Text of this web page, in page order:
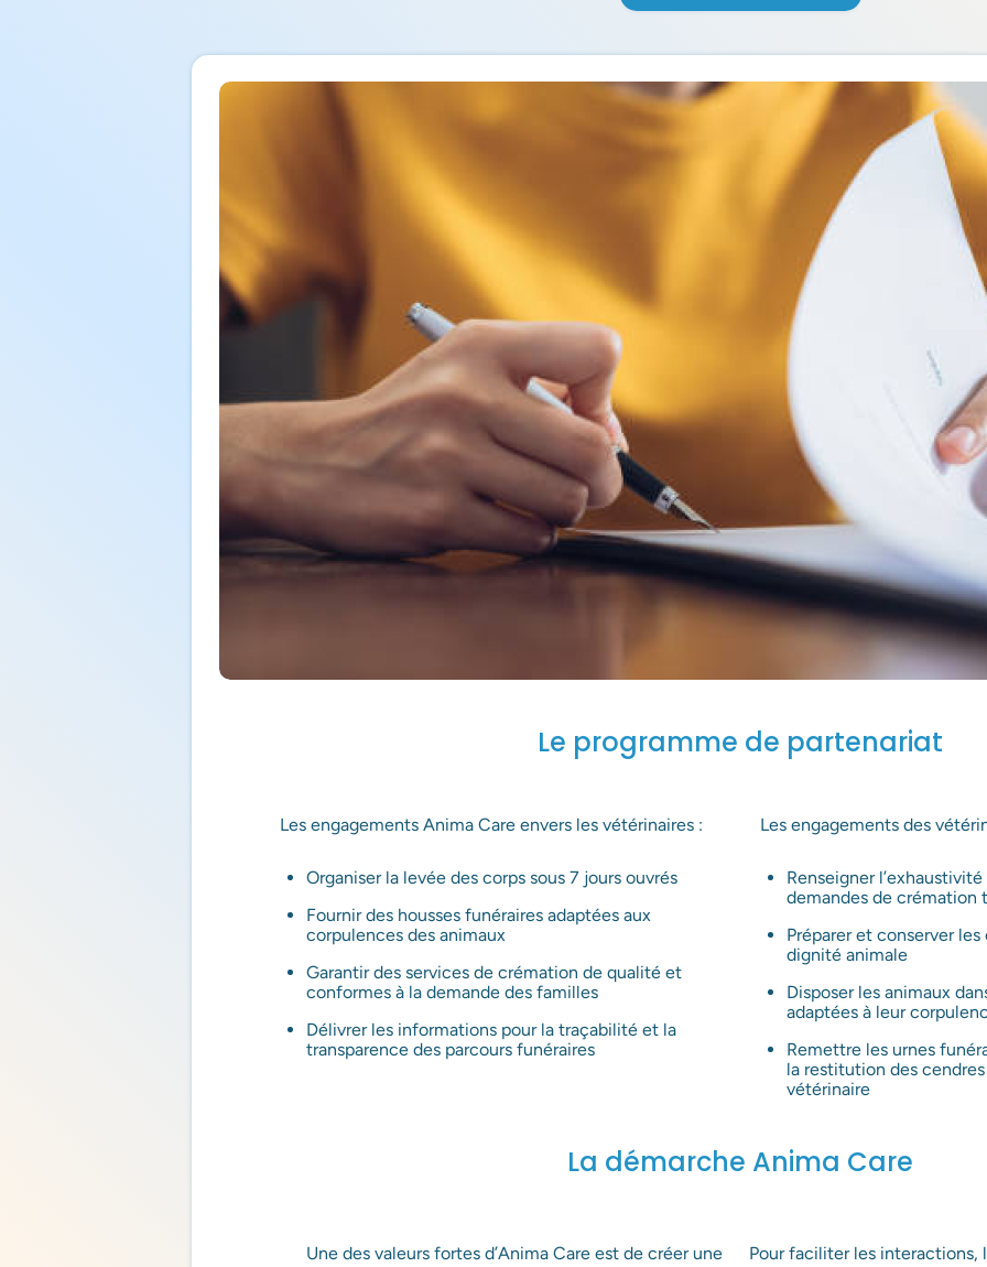
Le programme de partenariat
Les engagements Anima Care envers les vétérinaires :
Organiser la levée des corps sous 7 jours ouvrés
Fournir des housses funéraires adaptées aux
corpulences des animaux
Garantir des services de crémation de qualité et
conformes à la demande des familles
Délivrer les informations pour la traçabilité et la
transparence des parcours funéraires
Les engagements des
Renseigner
demandes de crémation
Préparer et conserver
dignité animale
Disposer les animaux
adaptées à leur
Remettre les urnes
la restitution des
vétérinaire
La démarche Anima Care
Une des valeurs fortes d’Anima Care est de créer une
Pour faciliter les interactions,
Les champs suivis d'un * sont obligatoires